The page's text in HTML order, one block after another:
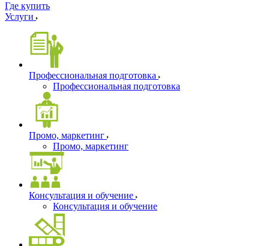
Где купить
Услуги
Профессиональная подготовка
Профессиональная подготовка
Промо, маркетинг
Промо, маркетинг
Консультация и обучение
Консультация и обучение